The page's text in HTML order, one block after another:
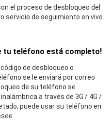
el proceso de desbloqueo del
servicio de seguimiento en vivo.
tu teléfono está completo!
de desbloqueo o
se le enviará por correo
de su teléfono se
a través de 3G / 4G /
puede usar su teléfono en